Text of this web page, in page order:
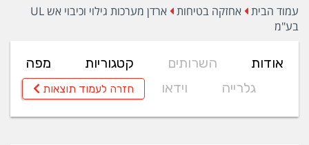
עמוד הבית אחזקה בטיחות
ארדן מערכות גילוי וכיבוי אש UL
בע"מ
אודות השרותים קטגוריות
מפה
גלרייה
וידאו חזרה לעמוד תוצאות